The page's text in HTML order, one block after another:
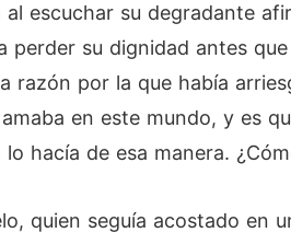
escuchar su degradante
perder su dignidad antes
razón por la que había
en este mundo, y es
hacía de esa manera.
quien seguía acostado en